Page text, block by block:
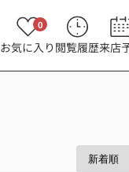
お気に入り
0
閲覧履歴来店